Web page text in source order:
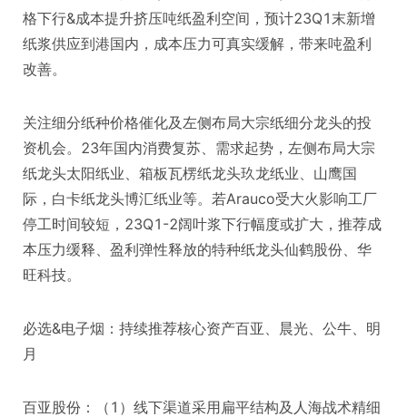
格下行&成本提升挤压吨纸盈利空间，预计23Q1末新增
纸浆供应到港国内，成本压力可真实缓解，带来吨盈利
改善。
关注细分纸种价格催化及左侧布局大宗纸细分龙头的投
资机会。23年国内消费复苏、需求起势，左侧布局大宗
纸龙头太阳纸业、箱板瓦楞纸龙头玖龙纸业、山鹰国
际，白卡纸龙头博汇纸业等。若Arauco受大火影响工厂
停工时间较短，23Q1-2阔叶浆下行幅度或扩大，推荐成
本压力缓释、盈利弹性释放的特种纸龙头仙鹤股份、华
旺科技。
必选&电子烟：持续推荐核心资产百亚、晨光、公牛、明
月
百亚股份：（1）线下渠道采用扁平结构及人海战术精细